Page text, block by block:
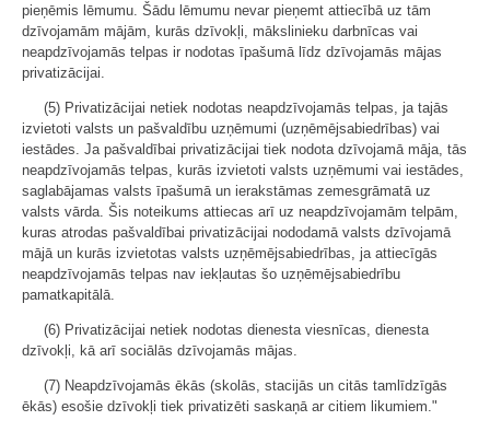
pieņēmis lēmumu. Šādu lēmumu nevar pieņemt attiecībā uz tām
dzīvojamām mājām, kurās dzīvokļi, mākslinieku darbnīcas vai
neapdzīvojamās telpas ir nodotas īpašumā līdz dzīvojamās mājas
privatizācijai.
(5) Privatizācijai netiek nodotas neapdzīvojamās telpas, ja tajās
izvietoti valsts un pašvaldību uzņēmumi (uzņēmējsabiedrības) vai
iestādes. Ja pašvaldībai privatizācijai tiek nodota dzīvojamā māja, tās
neapdzīvojamās telpas, kurās izvietoti valsts uzņēmumi vai iestādes,
saglabājamas valsts īpašumā un ierakstāmas zemesgrāmatā uz
valsts vārda. Šis noteikums attiecas arī uz neapdzīvojamām telpām,
kuras atrodas pašvaldībai privatizācijai nododamā valsts dzīvojamā
mājā un kurās izvietotas valsts uzņēmējsabiedrības, ja attiecīgās
neapdzīvojamās telpas nav iekļautas šo uzņēmējsabiedrību
pamatkapitālā.
(6) Privatizācijai netiek nodotas dienesta viesnīcas, dienesta
dzīvokļi, kā arī sociālās dzīvojamās mājas.
(7) Neapdzīvojamās ēkās (skolās, stacijās un citās tamlīdzīgās
ēkās) esošie dzīvokļi tiek privatizēti saskaņā ar citiem likumiem."